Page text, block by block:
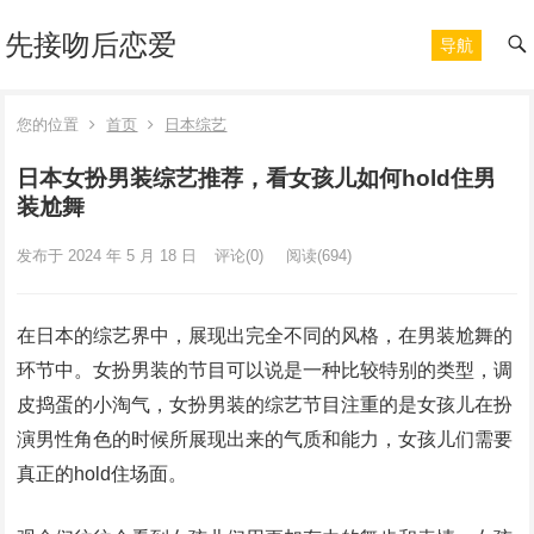
先接吻后恋爱 导航
您的位置 首页 日本综艺
日本女扮男装综艺推荐，看女孩儿如何hold住男
装尬舞
发布于 2024 年 5 月 18 日 评论(0) 阅读(694)
在日本的综艺界中，展现出完全不同的风格，在男装尬舞的
环节中。女扮男装的节目可以说是一种比较特别的类型，调
皮捣蛋的小淘气，女扮男装的综艺节目注重的是女孩儿在扮
演男性角色的时候所展现出来的气质和能力，女孩儿们需要
真正的hold住场面。